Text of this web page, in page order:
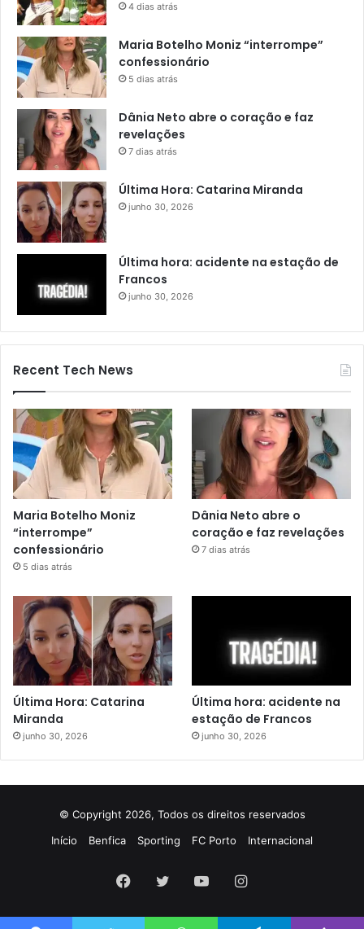
4 dias atrás
Maria Botelho Moniz “interrompe”
confessionário
5 dias atrás
Dânia Neto abre o coração e faz
revelações
7 dias atrás
Última Hora: Catarina Miranda
junho 30, 2026
Última hora: acidente na estação de
Francos
junho 30, 2026
Recent Tech News
Maria Botelho Moniz
“interrompe”
confessionário
5 dias atrás
Dânia Neto abre o
coração e faz revelações
7 dias atrás
Última Hora: Catarina
Miranda
junho 30, 2026
Última hora: acidente na
estação de Francos
junho 30, 2026
© Copyright 2026, Todos os direitos reservados
Início
Benfica Sporting FC Porto Internacional
Facebook
TwitterYouTubeInstagram